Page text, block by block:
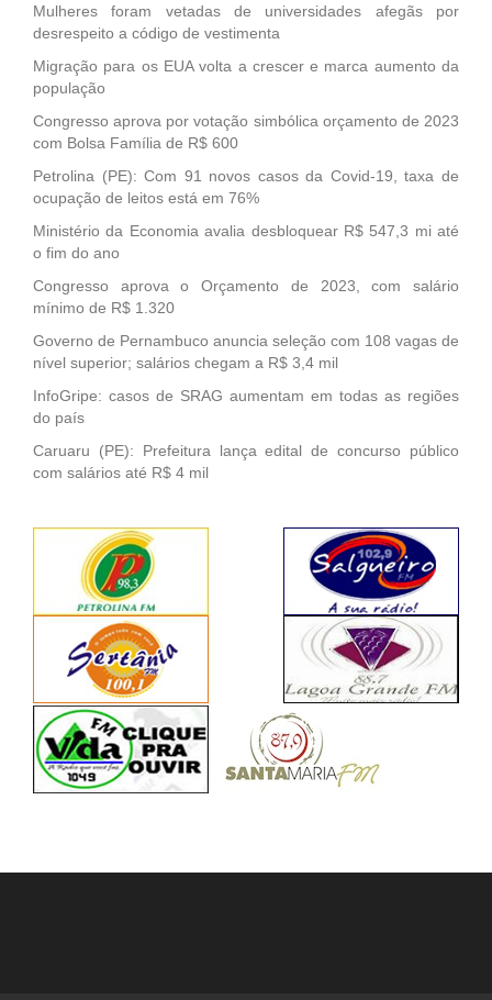
Mulheres foram vetadas de universidades afegãs por
desrespeito a código de vestimenta
Migração para os EUA volta a crescer e marca aumento da
população
Congresso aprova por votação simbólica orçamento de 2023
com Bolsa Família de R$ 600
Petrolina (PE): Com 91 novos casos da Covid-19, taxa de
ocupação de leitos está em 76%
Ministério da Economia avalia desbloquear R$ 547,3 mi até
o fim do ano
Congresso aprova o Orçamento de 2023, com salário
mínimo de R$ 1.320
Governo de Pernambuco anuncia seleção com 108 vagas de
nível superior; salários chegam a R$ 3,4 mil
InfoGripe: casos de SRAG aumentam em todas as regiões
do país
Caruaru (PE): Prefeitura lança edital de concurso público
com salários até R$ 4 mil